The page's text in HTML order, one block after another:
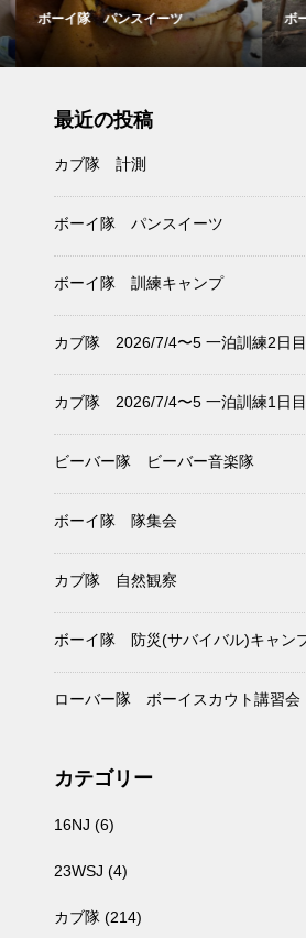
ボーイ隊 パンスイーツ
ボー
最近の投稿
カブ隊 計測
ボーイ隊 パンスイーツ
ボーイ隊 訓練キャンプ
カブ隊 2026/7/4〜5 一泊訓練2日目
カブ隊 2026/7/4〜5 一泊訓練1日目
ビーバー隊 ビーバー音楽隊
ボーイ隊 隊集会
カブ隊 自然観察
ボーイ隊 防災(サバイバル)キャン
ローバー隊 ボーイスカウト講習会
カテゴリー
16NJ (6)
23WSJ (4)
カブ隊 (214)